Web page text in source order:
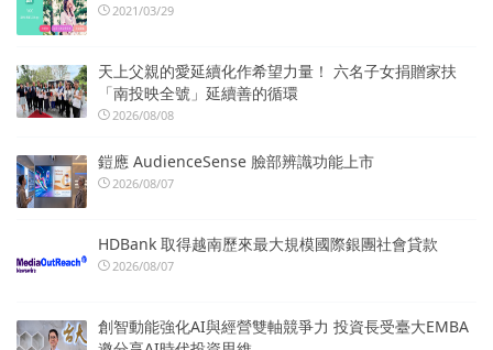
2021/03/29
天上父親的愛延續化作希望力量！ 六名子女捐贈家扶
「南投映全號」延續善的循環
2026/08/08
鎧應 AudienceSense 臉部辨識功能上市
2026/08/07
HDBank 取得越南歷來最大規模國際銀團社會貸款
2026/08/07
創智動能強化AI與經營雙軸競爭力 投資長受臺大EMBA